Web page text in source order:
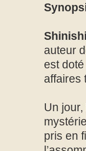
auteur
est
affaires
Un
pris en